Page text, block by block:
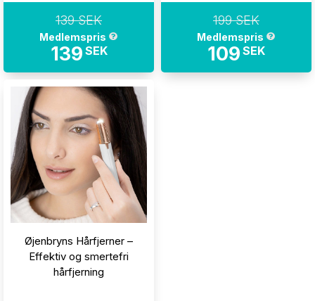
Medlemspris
139 SEK
139 SEK
Medlemspris
109 SEK
199 SEK
Øjenbryns Hårfjerner –
Effektiv og smertefri
hårfjerning